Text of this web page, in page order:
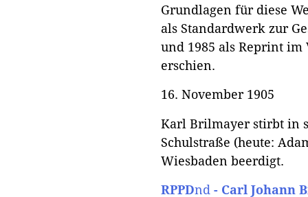
Grundlagen für diese
als Standardwerk zur
und 1985 als Reprint
erschien.
16. November 1905
Karl Brilmayer stirbt in
Schulstraße (heute:
Wiesbaden beerdigt.
RPPDnd - Carl Johann